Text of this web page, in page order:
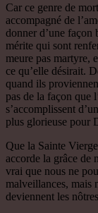
Car ce genre de
accompagné de
donner d’une façon
mérite qui sont
meure pas martyre,
ce qu’elle désirait.
quand ils
pas de la façon que
s’accomplissent
plus glorieuse pour
Que la Sainte
accorde la grâce de
vrai que nous ne
malveillances, mais
deviennent les